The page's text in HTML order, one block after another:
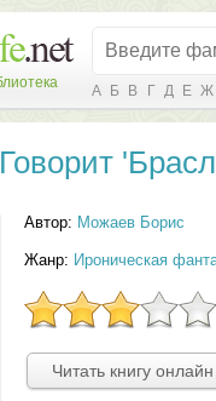
А Б В Г Д Е Ж
Говорит
Автор: Можаев Борис
Жанр: Ироническая
Читать книгу